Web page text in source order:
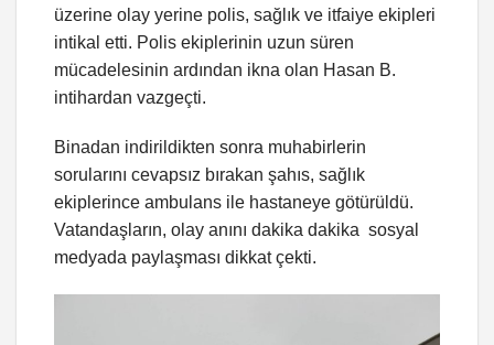
üzerine olay yerine polis, sağlık ve itfaiye ekipleri
intikal etti. Polis ekiplerinin uzun süren
mücadelesinin ardından ikna olan Hasan B.
intihardan vazgeçti.
Binadan indirildikten sonra muhabirlerin
sorularını cevapsız bırakan şahıs, sağlık
ekiplerince ambulans ile hastaneye götürüldü.
Vatandaşların, olay anını dakika dakika sosyal
medyada paylaşması dikkat çekti.